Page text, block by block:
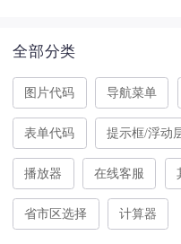
全部分类
图片代码 导航菜单
表单代码 提示框/浮动
播放器 在线客服
省市区选择 计算器